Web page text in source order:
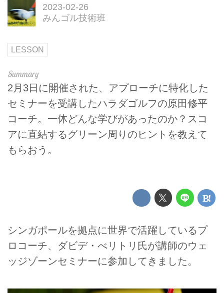
2023-02-26
みんゴル技術班
LESSON
2月3日に開催された、アプローチに特化した
セミナーを受講したハラダゴルフの原田修平
コーチ。一体どんな学びがあったのか？スコ
アに直結するグリーン周りのヒントを教えて
もらおう。
シンガポールを拠点に世界で活躍しているプ
ロコーチ、ダビデ・べリトリ氏が講師のウェ
ッジゾーンセミナーに参加してきました。